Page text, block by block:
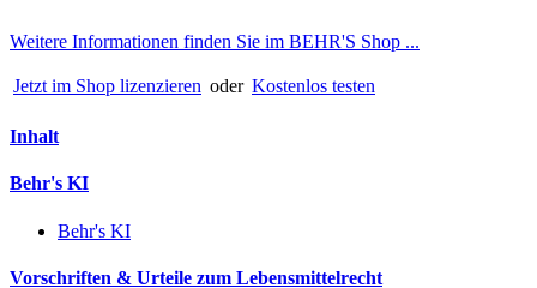
Weitere Informationen finden Sie im BEHR'S Shop ...
Jetzt im Shop lizenzieren oder Kostenlos testen
Inhalt
Behr's KI
Behr's KI
Vorschriften & Urteile zum Lebensmittelrecht